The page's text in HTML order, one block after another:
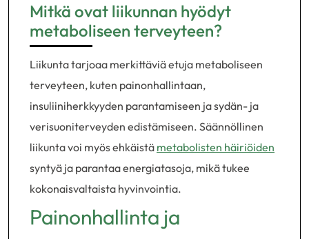
Mitkä ovat liikunnan hyödyt
metaboliseen terveyteen?
Liikunta tarjoaa merkittäviä etuja metaboliseen
terveyteen, kuten painonhallintaan,
insuliiniherkkyyden parantamiseen ja sydän- ja
verisuoniterveyden edistämiseen. Säännöllinen
liikunta voi myös ehkäistä metabolisten häiriöiden
syntyä ja parantaa energiatasoja, mikä tukee
kokonaisvaltaista hyvinvointia.
Painonhallinta ja